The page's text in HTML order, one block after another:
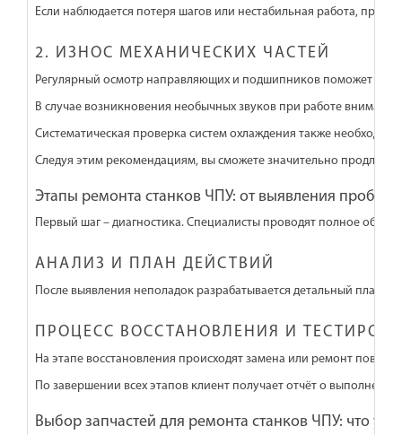
Если наблюдается потеря шагов или нестабильная работа,
2. ИЗНОС МЕХАНИЧЕСКИХ ЧАСТЕЙ
Регулярный осмотр направляющих и подшипников поможет
В случае возникновения необычных звуков при работе
Систематическая проверка систем охлаждения также
Следуя этим рекомендациям, вы сможете значительно
Этапы ремонта станков ЧПУ: от выявления
Первый шаг – диагностика. Специалисты проводят полное
АНАЛИЗ И ПЛАН ДЕЙСТВИЙ
После выявления неполадок разрабатывается детальный план
ПРОЦЕСС ВОССТАНОВЛЕНИЯ И
На этапе восстановления происходят замена или ремонт
По завершении всех этапов клиент получает отчёт о
Выбор запчастей для ремонта станков ЧПУ: что